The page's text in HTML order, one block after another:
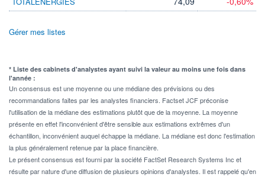
Gérer mes listes
* Liste des cabinets d'analystes ayant suivi la valeur au moins une fois dans
l'année :
Un consensus est une moyenne ou une médiane des prévisions ou des
recommandations faites par les analystes financiers. Factset JCF préconise
l'utilisation de la médiane des estimations plutôt que de la moyenne. La moyenne
présente en effet l'inconvénient d'être sensible aux estimations extrêmes d'un
échantillon, inconvénient auquel échappe la médiane. La médiane est donc l'estimation
la plus généralement retenue par la place financière.
Le présent consensus est fourni par la société FactSet Research Systems Inc et
résulte par nature d'une diffusion de plusieurs opinions d'analystes. Il est rappelé qu'en